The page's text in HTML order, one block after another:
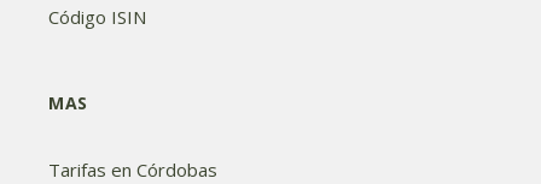
Código ISIN
MAS
Tarifas en Córdobas